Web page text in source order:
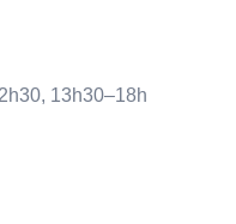
13h30–18h